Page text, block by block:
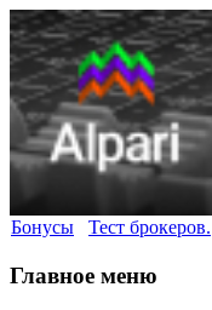
Бонусы Тест брокеров.
Главное меню